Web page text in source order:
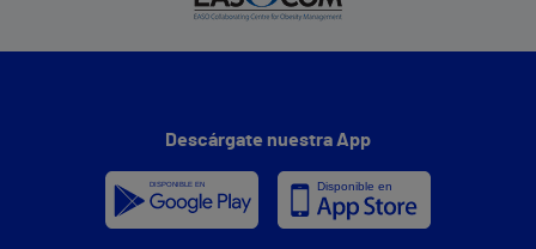
Descárgate nuestra App